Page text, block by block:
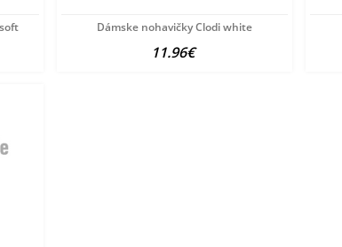
Dámske nohavičky Clodi white
11.96€